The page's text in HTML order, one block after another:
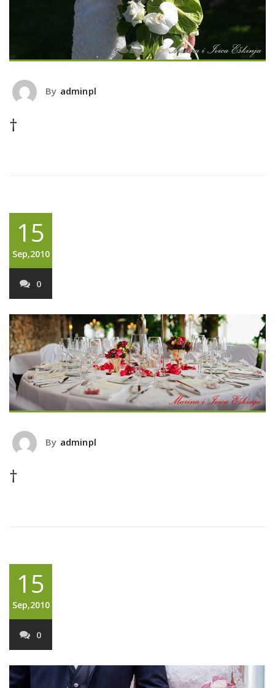
By adminpl
†
15
Sep,2010
0
By adminpl
†
15
Sep,2010
0